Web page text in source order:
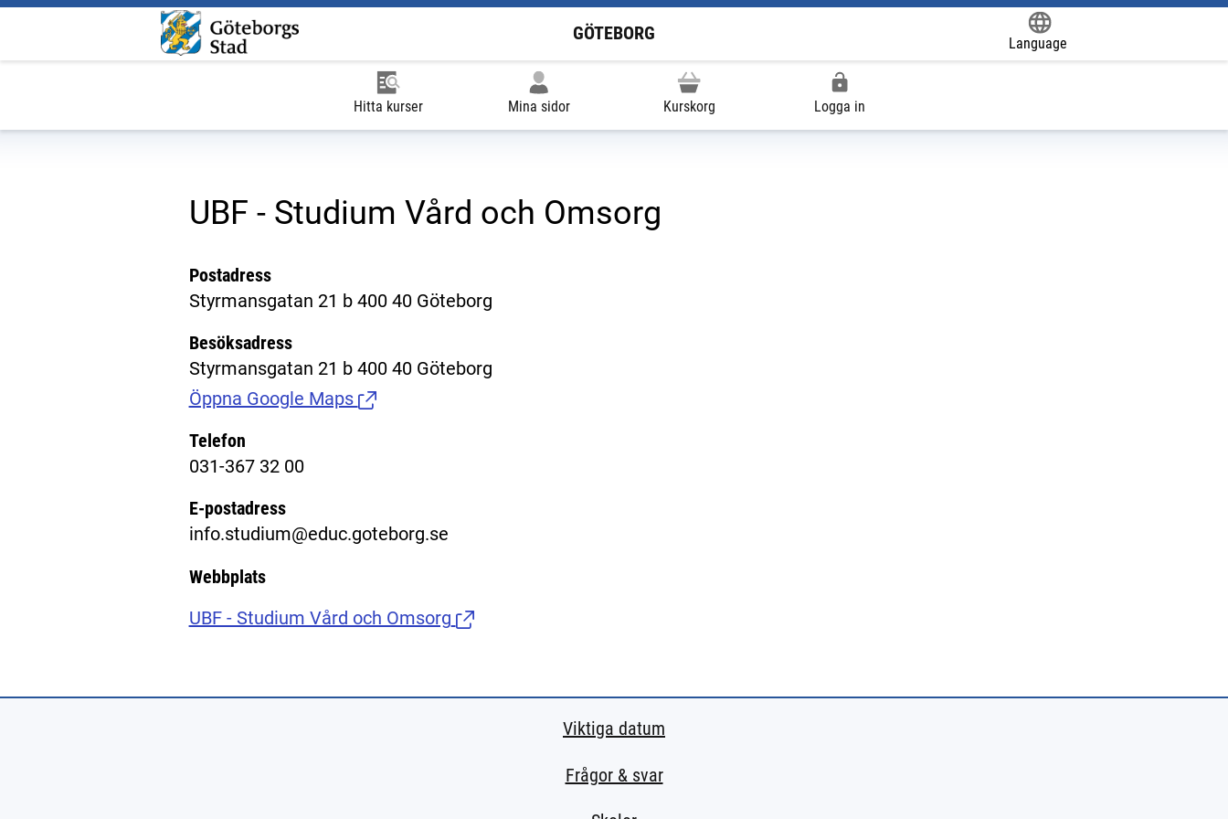
GÖTEBORG
Language
Hitta kurser Mina sidor Kurskorg Logga in
UBF - Studium Vård och Omsorg
Postadress
Styrmansgatan 21 b 400 40 Göteborg
Besöksadress
Styrmansgatan 21 b 400 40 Göteborg
Öppna Google Maps (Länk till extern sida.)
Telefon
031-367 32 00
E-postadress
info.studium@educ.goteborg.se
Webbplats
UBF - Studium Vård och Omsorg (Länk till extern sida.)
Viktiga datum
Frågor & svar